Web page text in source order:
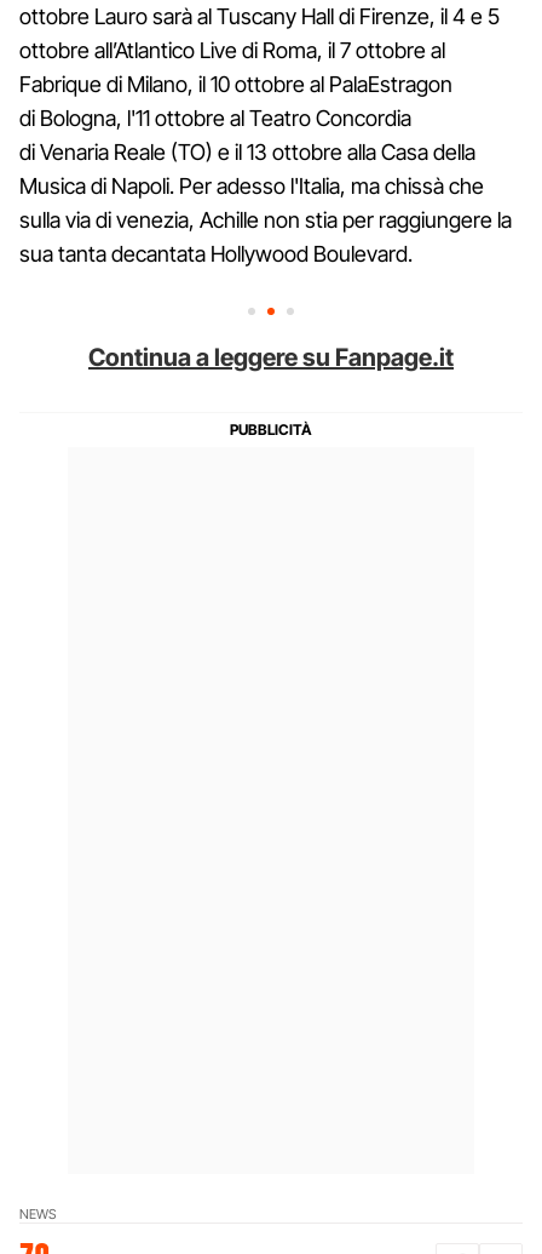
ottobre Lauro sarà al Tuscany Hall di Firenze, il 4 e 5
ottobre all’Atlantico Live di Roma, il 7 ottobre al
Fabrique di Milano, il 10 ottobre al PalaEstragon
di Bologna, l'11 ottobre al Teatro Concordia
di Venaria Reale (TO) e il 13 ottobre alla Casa della
Musica di Napoli. Per adesso l'Italia, ma chissà che
sulla via di venezia, Achille non stia per raggiungere la
sua tanta decantata Hollywood Boulevard.
Continua a leggere su Fanpage.it
NEWS